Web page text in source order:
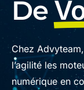
De
Chez
l’agilité les
numérique en